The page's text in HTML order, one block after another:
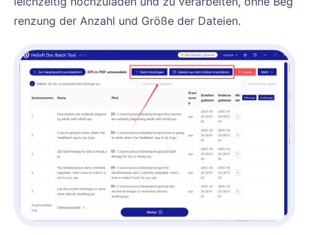
renzung der Anzahl und Größe der Dateien.